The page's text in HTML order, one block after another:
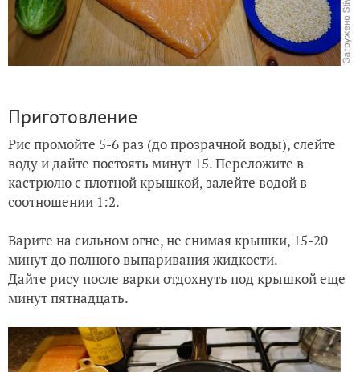
Приготовление
Рис промойте 5-6 раз (до прозрачной воды), слейте
воду и дайте постоять минут 15. Переложите в
кастрюлю с плотной крышкой, залейте водой в
соотношении 1:2.
Варите на сильном огне, не снимая крышки, 15-20
минут до полного выпаривания жидкости.
Дайте рису после варки отдохнуть под крышкой еще
минут пятнадцать.